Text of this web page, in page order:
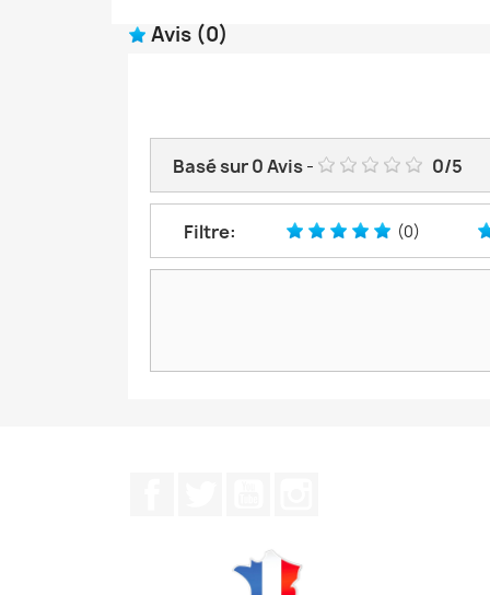
Avis (0)
Basé sur0Avis- 0/5
Filtre: (0)